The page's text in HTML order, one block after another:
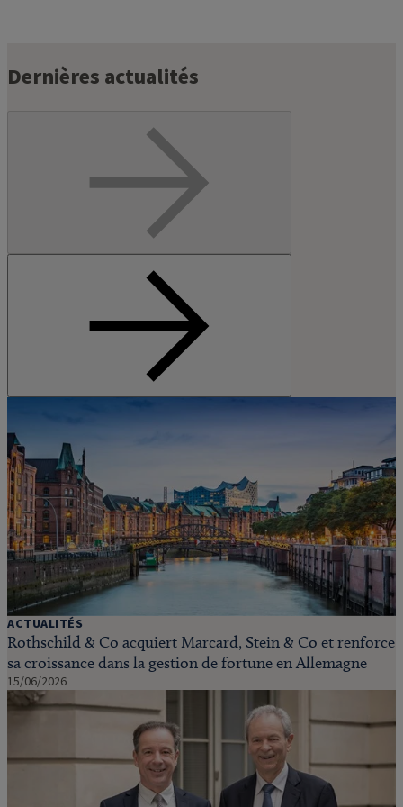
Dernières actualités
ACTUALITÉS
Rothschild & Co acquiert Marcard, Stein & Co et renforce
sa croissance dans la gestion de fortune en Allemagne
15/06/2026